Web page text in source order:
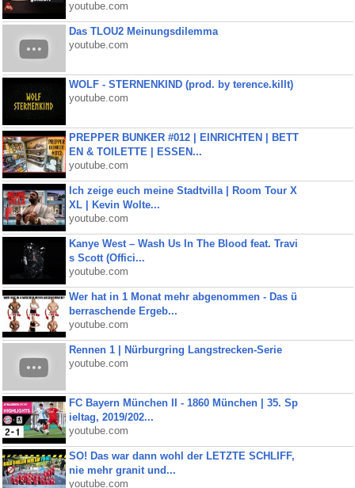
youtube.com
Das TLOU2 Meinungsdilemma
youtube.com
WOLF - STERNENKIND (prod. by terence.killt)
youtube.com
PREPPER BUNKER #012 | EINRICHTEN | BETT
EN & TOILETTE | ESSEN...
youtube.com
Ich zeige euch meine Stadtvilla | Room Tour X
XL | Kevin Wolte...
youtube.com
Kanye West – Wash Us In The Blood feat. Travi
s Scott (Offici...
youtube.com
Wer hat in 1 Monat mehr abgenommen - Das ü
berraschende Ergeb...
youtube.com
Rennen 1 | Nürburgring Langstrecken-Serie
youtube.com
FC Bayern München II - 1860 München | 35. Sp
ieltag, 2019/202...
youtube.com
SO! Das war dann wohl der LETZTE SCHLIFF,
nie mehr granit und...
youtube.com